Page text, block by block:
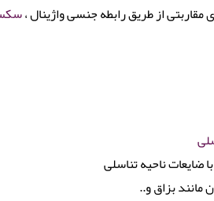
از طریق رابطه جنسی واژینال ،
ضایعات ناحیه تناسلی
مانند بزاق و..